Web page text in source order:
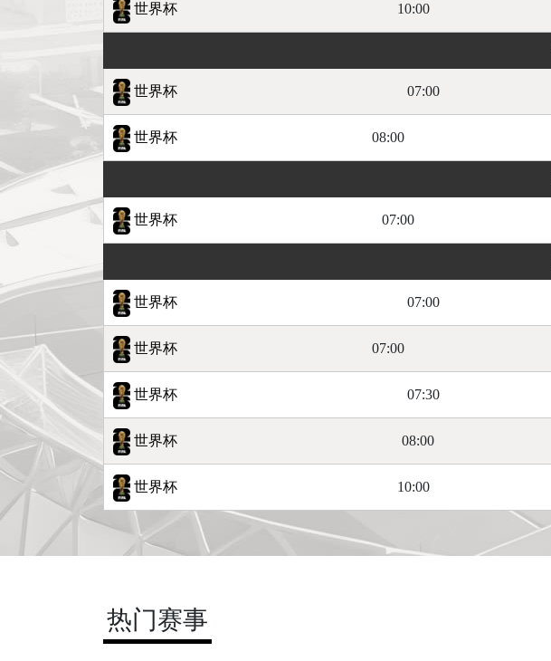
世界杯 10:00
世界杯 07:00
世界杯 08:00
世界杯 07:00
世界杯 07:00
世界杯 07:00
世界杯 07:30
世界杯 08:00
世界杯 10:00
热门赛事